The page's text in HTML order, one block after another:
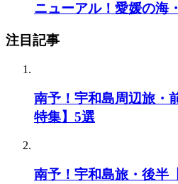
ニューアル！愛媛の海
注目記事
南予！宇和島周辺旅・
特集】5選
南予！宇和島旅・後半